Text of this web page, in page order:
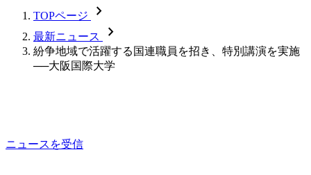
TOPページ chevron_forward
最新ニュース chevron_forward
紛争地域で活躍する国連職員を招き、特別講演を実施
──大阪国際大学
ニュースを受信